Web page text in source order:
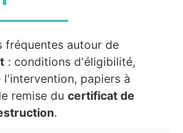
fréquentes autour de
: conditions d'éligibilité,
l'intervention, papiers à
remise ducertificat de
.